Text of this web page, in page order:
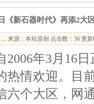
《新石器时代》再添2大
… 来源：本站原创 点击数： 36 更新
年3月16日
热情欢迎。目
六个大区，网